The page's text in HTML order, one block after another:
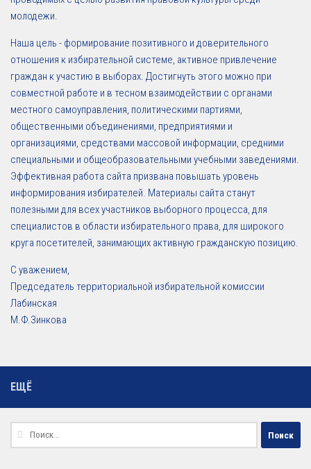
молодежи.
Наша цель - формирование позитивного и доверительного
отношения к избирательной системе, активное привлечение
граждан к участию в выборах. Достигнуть этого можно при
совместной работе и в тесном взаимодействии с органами
местного самоуправления, политическими партиями,
общественными объединениями, предприятиями и
организациями, средствами массовой информации, средними
специальными и общеобразовательными учебными заведениями.
Эффективная работа сайта призвана повышать уровень
информирования избирателей. Материалы сайта станут
полезными для всех участников выборного процесса, для
специалистов в области избирательного права, для широкого
круга посетителей, занимающих активную гражданскую позицию.
С уважением,
Председатель территориальной избирательной комиссии
Лабинская
М.Ф.Зинкова
ЕЩЁ
Найти: